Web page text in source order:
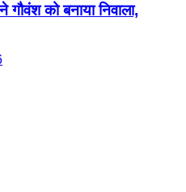
गौवंश को बनाया निवाला,